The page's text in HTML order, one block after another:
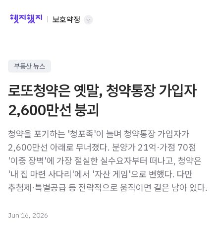
보호약정
부동산 뉴스
로또청약은 옛말, 청약통장 가입자
2,600만선 붕괴
청약을 포기하는 '청포족'이 늘며 청약통장 가입자가
2,600만선 아래로 무너졌다. 분양가 21억·가점 70점
'이중 장벽'에 가장 절실한 실수요자부터 떠나고, 청약은
'내 집 마련 사다리'에서 '자산 게임'으로 변했다. 다만
추첨제·특별공급 등 전략적으로 움직이면 길은 남아 있다.
Jun 16, 2026